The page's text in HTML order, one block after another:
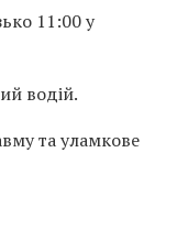
11:00 у
водій.
та уламкове